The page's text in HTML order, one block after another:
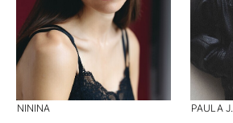
NININA PAULA J.